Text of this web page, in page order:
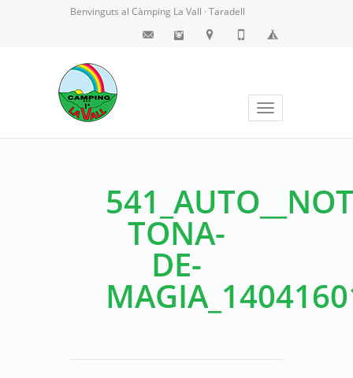
Benvinguts al Càmping La Vall · Taradell
Toggle
navigation
TONA-
DE-